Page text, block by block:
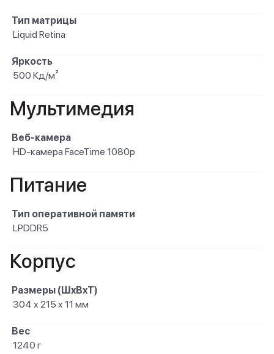
Тип матрицы
Liquid Retina
Яркость
500 Кд/м²
Мультимедия
Веб-камера
HD-камера FaceTime 1080p
Питание
Тип оперативной памяти
LPDDR5
Корпус
Размеры (ШxВxТ)
304 x 215 x 11 мм
Вес
1240 г